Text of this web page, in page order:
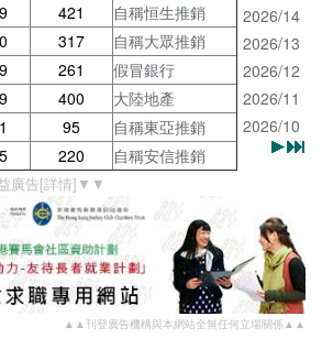
421
自稱恒生推銷
317
自稱大眾推銷
261
假冒銀行
400
大陸地產
95
自稱東亞推銷
220 自稱安信推銷
2026/14
2026/13
2026/12
2026/11
2026/10
廣告[詳情]▼▼
▲▲刊登廣告機構與本網站全無任何立場關係▲▲